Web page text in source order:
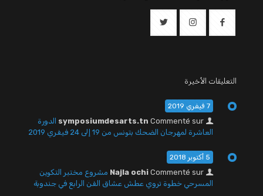
التعليقات الأخيرة
7 فيفري 2019
symposiumdesarts.tn Commenté sur
الدورة
العاشرة لمهرجان الضحك بتونس من 19 إلى 24 فيفري 2019
5 أكتوبر 2018
Najla ochi Commenté sur
مشروع مختبر التكوين
المسرحي خطوة تروي عطش عشاق الفن الرابع في جندوبة